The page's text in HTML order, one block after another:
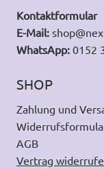
Kontaktformular
E-Mail:
WhatsApp: 0152
SHOP
Zahlung und
AGB
Vertrag